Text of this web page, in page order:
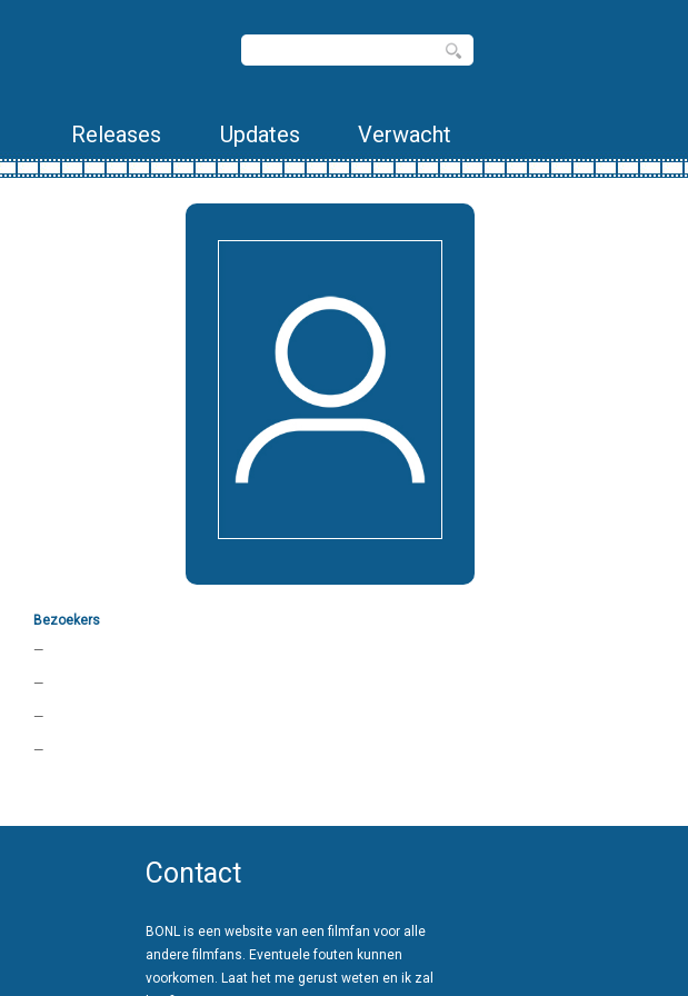
Releases Updates Verwacht
Bezoekers
—
—
—
—
Contact
BONL is een website van een filmfan voor alle
andere filmfans. Eventuele fouten kunnen
voorkomen. Laat het me gerust weten en ik zal